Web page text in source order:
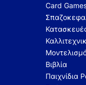
Card
Βιβλία
Παιχνίδια